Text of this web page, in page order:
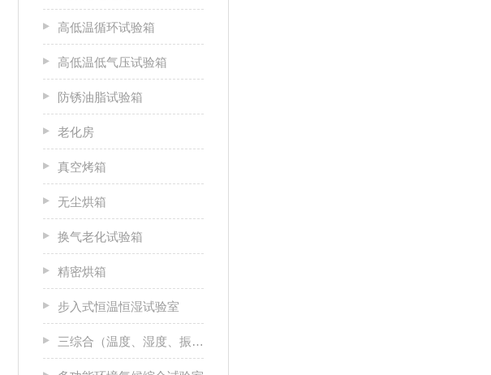
高低温循环试验箱
高低温低气压试验箱
防锈油脂试验箱
老化房
真空烤箱
无尘烘箱
换气老化试验箱
精密烘箱
步入式恒温恒湿试验室
三综合（温度、湿度、振动）试验箱